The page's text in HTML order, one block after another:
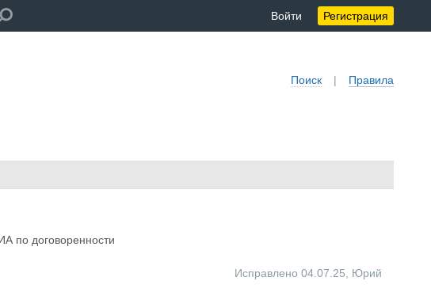
Войти Регистрация
Поиск | Правила
по договоренности
Исправлено 04.07.25 Юрий